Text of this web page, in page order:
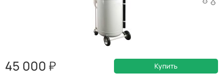
45 000 Купить